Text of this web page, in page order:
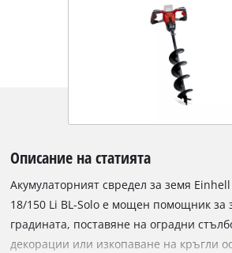
Описание на статията
Акумулаторният свредел за земя
18/150 Li BL-Solo е мощен помощник за
градината, поставяне на оградни
декорации или изкопаване на кръгли